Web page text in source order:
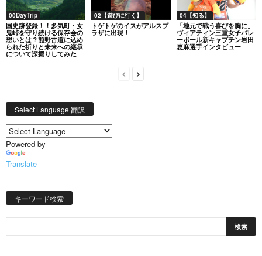
00DayTrip
国史跡登録！！多気町・女
鬼峠を守り続ける保存会の
想いとは？熊野古道に込め
られた祈りと未来への継承
について深掘りしてみた
02【遊びに行く】
トゲトゲのイスがアルスプ
ラザに出現！
04【知る】
「地元で戦う喜びを胸に」
ヴィアティン三重女子バレ
ーボール新キャプテン岩田
恵麻選手インタビュー
Select Language 翻訳
Powered by
Translate
キーワード検索